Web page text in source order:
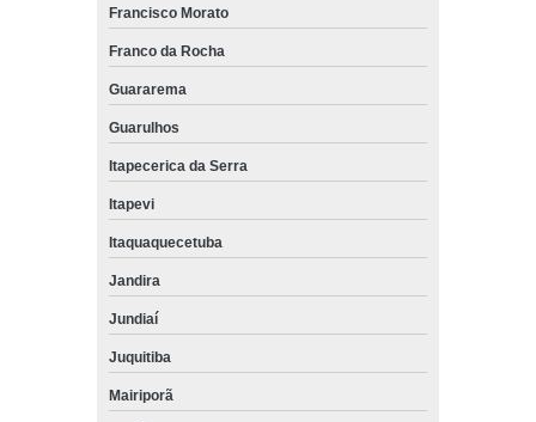
Francisco Morato
Franco da Rocha
Guararema
Guarulhos
Itapecerica da Serra
Itapevi
Itaquaquecetuba
Jandira
Jundiaí
Juquitiba
Mairiporã